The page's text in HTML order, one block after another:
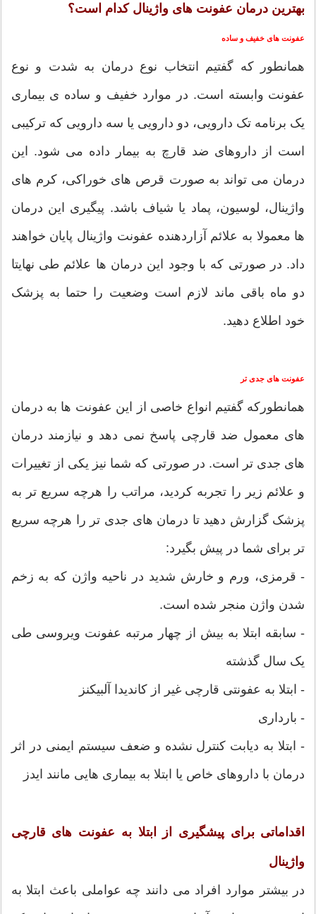
بهترین درمان عفونت های واژینال کدام است؟
عفونت های خفیف و ساده
همانطور که گفتیم انتخاب نوع درمان به شدت و نوع
عفونت وابسته است. در موارد خفیف و ساده ی بیماری
یک برنامه تک دارویی، دو دارویی یا سه دارویی که ترکیبی
است از داروهای ضد قارچ به بیمار داده می شود. این
درمان می تواند به صورت قرص های خوراکی، کرم های
واژینال، لوسیون، پماد یا شیاف باشد. پیگیری این درمان
ها معمولا به علائم آزاردهنده عفونت واژینال پایان خواهند
داد. در صورتی که با وجود این درمان ها علائم طی نهایتا
دو ماه باقی ماند لازم است وضعیت را حتما به پزشک
خود اطلاع دهید.
عفونت های جدی تر
همانطورکه گفتیم انواع خاصی از این عفونت ها به درمان
های معمول ضد قارچی پاسخ نمی دهد و نیازمند درمان
های جدی تر است. در صورتی که شما نیز یکی از تغییرات
و علائم زیر را تجربه کردید، مراتب را هرچه سریع تر به
پزشک گزارش دهید تا درمان های جدی تر را هرچه سریع
تر برای شما در پیش بگیرد:
- قرمزی، ورم و خارش شدید در ناحیه واژن که به زخم
شدن واژن منجر شده است.
- سابقه ابتلا به بیش از چهار مرتبه عفونت ویروسی طی
یک سال گذشته
- ابتلا به عفونتی قارچی غیر از کاندیدا آلبیکنز
- بارداری
- ابتلا به دیابت کنترل نشده و ضعف سیستم ایمنی در اثر
درمان با داروهای خاص یا ابتلا به بیماری هایی مانند ایدز
اقداماتی برای پیشگیری از ابتلا به عفونت های قارچی
واژینال
در بیشتر موارد افراد می دانند چه عواملی باعث ابتلا به